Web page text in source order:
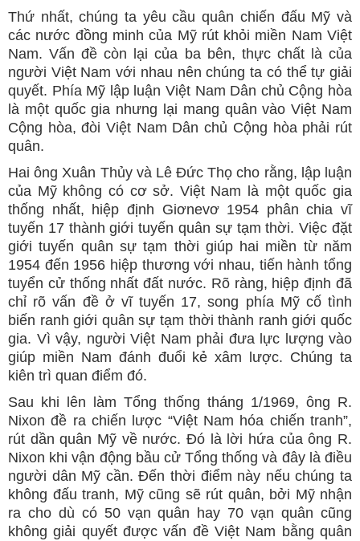
Thứ nhất, chúng ta yêu cầu quân chiến đấu Mỹ và
các nước đồng minh của Mỹ rút khỏi miền Nam Việt
Nam. Vấn đề còn lại của ba bên, thực chất là của
người Việt Nam với nhau nên chúng ta có thể tự giải
quyết. Phía Mỹ lập luận Việt Nam Dân chủ Cộng hòa
là một quốc gia nhưng lại mang quân vào Việt Nam
Cộng hòa, đòi Việt Nam Dân chủ Cộng hòa phải rút
quân.
Hai ông Xuân Thủy và Lê Đức Thọ cho rằng, lập luận
của Mỹ không có cơ sở. Việt Nam là một quốc gia
thống nhất, hiệp định Giơnevơ 1954 phân chia vĩ
tuyến 17 thành giới tuyến quân sự tạm thời. Việc đặt
giới tuyến quân sự tạm thời giúp hai miền từ năm
1954 đến 1956 hiệp thương với nhau, tiến hành tổng
tuyển cử thống nhất đất nước. Rõ ràng, hiệp định đã
chỉ rõ vấn đề ở vĩ tuyến 17, song phía Mỹ cố tình
biến ranh giới quân sự tạm thời thành ranh giới quốc
gia. Vì vậy, người Việt Nam phải đưa lực lượng vào
giúp miền Nam đánh đuổi kẻ xâm lược. Chúng ta
kiên trì quan điểm đó.
Sau khi lên làm Tổng thống tháng 1/1969, ông R.
Nixon đề ra chiến lược “Việt Nam hóa chiến tranh”,
rút dần quân Mỹ về nước. Đó là lời hứa của ông R.
Nixon khi vận động bầu cử Tổng thống và đây là điều
người dân Mỹ cần. Đến thời điểm này nếu chúng ta
không đấu tranh, Mỹ cũng sẽ rút quân, bởi Mỹ nhận
ra cho dù có 50 vạn quân hay 70 vạn quân cũng
không giải quyết được vấn đề Việt Nam bằng quân